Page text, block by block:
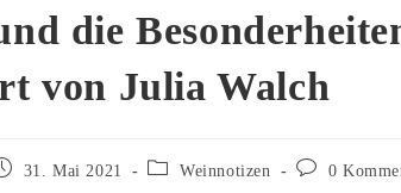
die
von Julia Walch
31. Mai 2021
Beitrags-Weinnotizen
Beitrags-
0